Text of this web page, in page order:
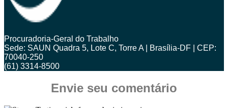
Procuradoria-Geral do Trabalho
Sede: SAUN Quadra 5, Lote C, Torre A | Brasília-DF | CEP:
70040-250
(61) 3314-8500
Envie seu comentário